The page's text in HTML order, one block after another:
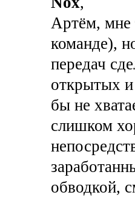
Артём, мне
команде),
передач
открытых
бы не
слишком
обводкой,